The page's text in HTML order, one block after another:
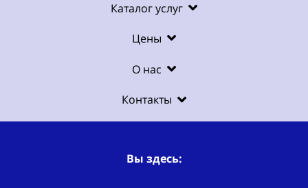
Каталог услуг
Цены
О нас
Контакты
Вы здесь: